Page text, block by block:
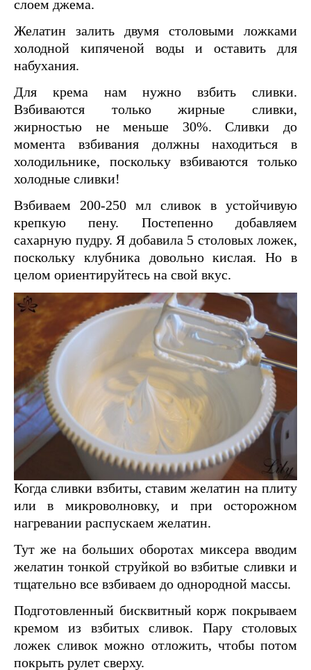
слоем джема.
Желатин залить двумя столовыми ложками
холодной кипяченой воды и оставить для
набухания.
Для крема нам нужно взбить сливки.
Взбиваются только жирные сливки,
жирностью не меньше 30%. Сливки до
момента взбивания должны находиться в
холодильнике, поскольку взбиваются только
холодные сливки!
Взбиваем 200-250 мл сливок в устойчивую
крепкую пену. Постепенно добавляем
сахарную пудру. Я добавила 5 столовых ложек,
поскольку клубника довольно кислая. Но в
целом ориентируйтесь на свой вкус.
Когда сливки взбиты, ставим желатин на плиту
или в микроволновку, и при осторожном
нагревании распускаем желатин.
Тут же на больших оборотах миксера вводим
желатин тонкой струйкой во взбитые сливки и
тщательно все взбиваем до однородной массы.
Подготовленный бисквитный корж покрываем
кремом из взбитых сливок. Пару столовых
ложек сливок можно отложить, чтобы потом
покрыть рулет сверху.